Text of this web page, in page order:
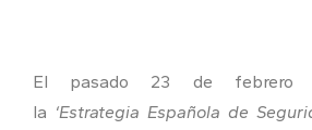
El pasado 23 de febrero
la ‘Estrategia Española de